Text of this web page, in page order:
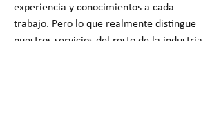
experiencia y conocimientos a cada
trabajo. Pero lo que realmente distingue
nuestros servicios del resto de la industria